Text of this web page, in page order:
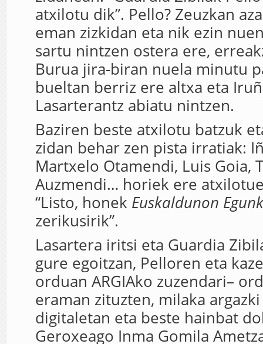
atxilotu dik”. Pello? Zeuzkan
eman zizkidan eta nik ezin
sartu nintzen ostera ere,
Burua jira-biran nuela minutu
bueltan berriz ere altxa eta
Lasarterantz abiatu nintzen.
Baziren beste atxilotu batzuk
zidan behar zen pista irratiak:
Martxelo Otamendi, Luis Goia,
Auzmendi… horiek ere
“Listo, honek Euskaldunon
zerikusirik”.
Lasartera iritsi eta Guardia
gure egoitzan, Pelloren eta
orduan ARGIAko zuzendari–
eraman zituzten, milaka
digitaletan eta beste hainbat
Geroxeago Inma Gomila